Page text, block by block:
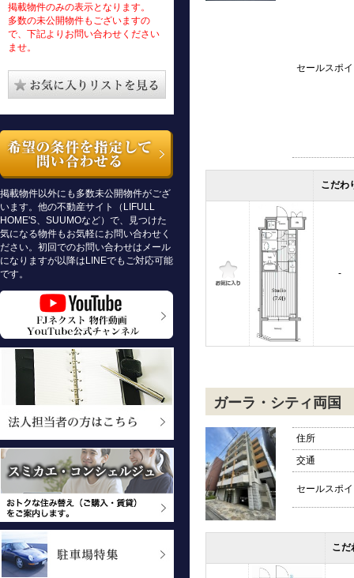
掲載物件のみの表示となります。
多数の未公開物件もございますの
で、下記よりお問い合わせください
ませ。
掲載物件以外にも多数未公開物件がござ
います。他の不動産サイト（LIFULL
HOME'S、SUUMOなど）で、見つけた
気になる物件もお気軽にお問い合わせく
ださい。初回でのお問い合わせはメール
になりますが以降はLINEでもご対応可能
です。
セールスポ
こだわ
-
ガーラ・シティ両国
住所
交通
セールスポ
こだ